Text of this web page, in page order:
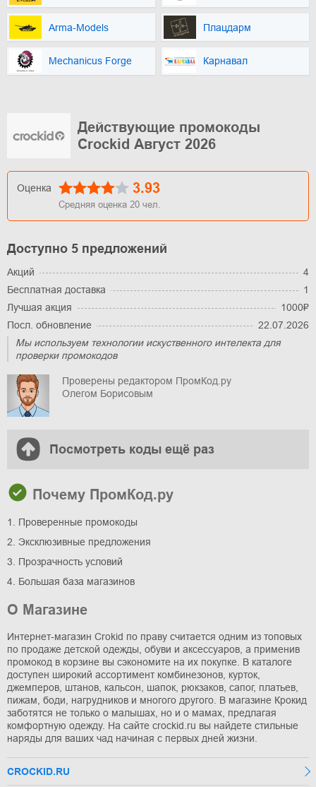
Arma-Models Плацдарм
Mechanicus Forge Карнавал
Действующие промокоды
Crockid Август 2026
Оценка 3.93
Средняя оценка 20 чел.
Доступно 5 предложений
Акций
4
Бесплатная доставка
1
Лучшая акция
1000₽
Посл. обновление
22.07.2026
Мы используем технологии искуственного интелекта для
проверки промокодов
Проверены редактором ПромКод.ру
Олегом Борисовым
Посмотреть коды ещё раз
Почему ПромКод.ру
1. Проверенные промокоды
2. Эксклюзивные предложения
3. Прозрачность условий
4. Большая база магазинов
О Магазине
Интернет-магазин Crokid по праву считается одним из топовых
по продаже детской одежды, обуви и аксессуаров, а применив
промокод в корзине вы сэкономите на их покупке. В каталоге
доступен широкий ассортимент комбинезонов, курток,
джемперов, штанов, кальсон, шапок, рюкзаков, сапог, платьев,
пижам, боди, нагрудников и многого другого. В магазине Крокид
заботятся не только о малышах, но и о мамах, предлагая
комфортную одежду. На сайте crockid.ru вы найдете стильные
наряды для ваших чад начиная с первых дней жизни.
CROCKID.RU